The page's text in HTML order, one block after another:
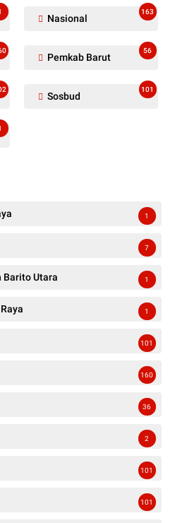
Nasional
163
Pemkab Barut
56
Sosbud
101
1
7
Barito Utara 1
1
101
160
36
2
101
101